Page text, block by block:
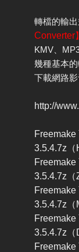
轉檔的輸
Converter】
KMV、
幾種基本
下載網路影
http://
Freemake
3.5.4.7z（
Freemake
3.5.4.7z（
Freemake
3.5.4.7z（
Freemake
3.5.4.7z（
Freemake